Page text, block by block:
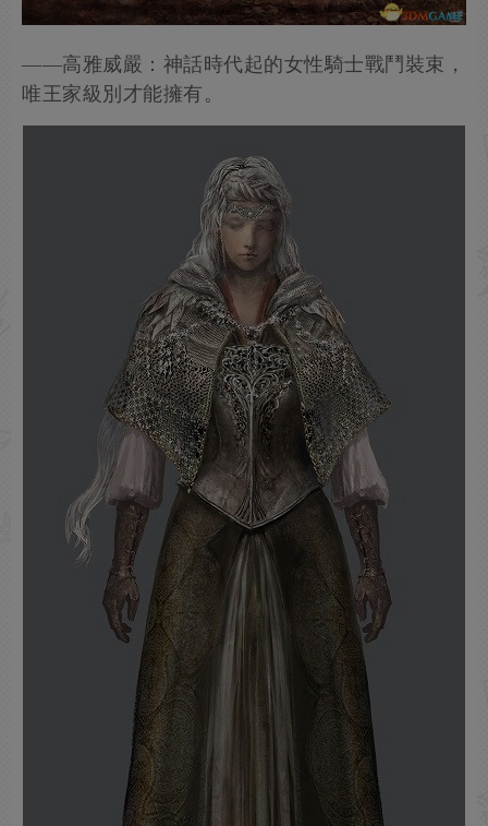
——高雅威嚴：神話時代起的女性騎士戰鬥裝束，
唯王家級別才能擁有。